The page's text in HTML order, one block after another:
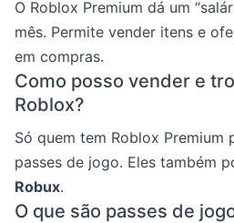
O Roblox Premium dá um
mês. Permite vender itens e
em compras.
Como posso vender e
Roblox?
Só quem tem Roblox Premium
passes de jogo. Eles também
Robux.
O que são passes de